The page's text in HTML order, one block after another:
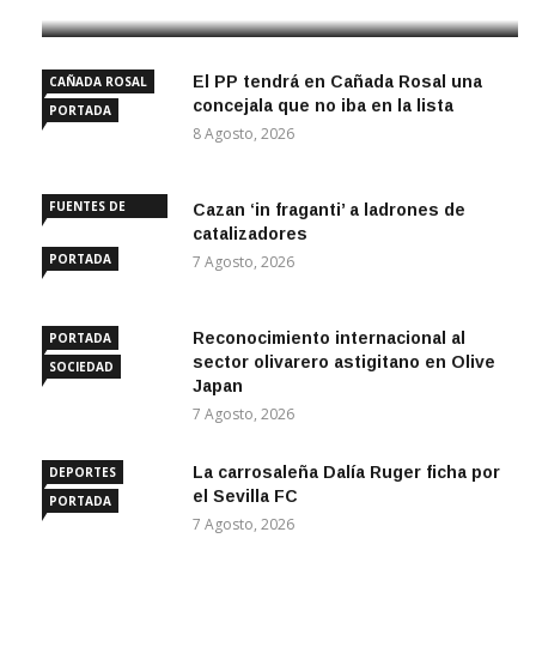
CAÑADA ROSAL
PORTADA
El PP tendrá en Cañada Rosal una
concejala que no iba en la lista
8 Agosto, 2026
FUENTES DE
PORTADA
Cazan ‘in fraganti’ a ladrones de
catalizadores
7 Agosto, 2026
PORTADA
SOCIEDAD
Reconocimiento internacional al
sector olivarero astigitano en Olive
Japan
7 Agosto, 2026
DEPORTES
PORTADA
La carrosaleña Dalía Ruger ficha por
el Sevilla FC
7 Agosto, 2026